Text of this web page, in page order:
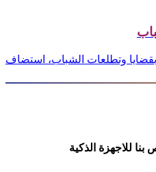
بقضايا وتطلعات الشباب، استضاف
للاجهزة الذكية